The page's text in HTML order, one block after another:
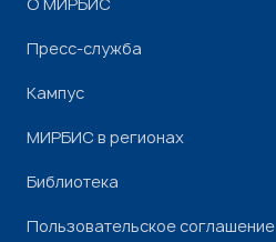
Пресс-служба
Кампус
МИРБИС в регионах
Библиотека
Пользовательское соглашение